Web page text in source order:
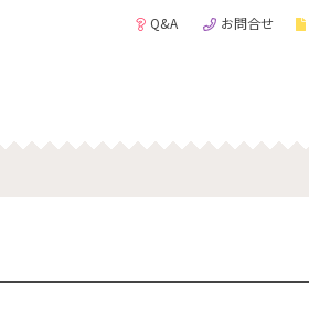
Q&A お問合せ